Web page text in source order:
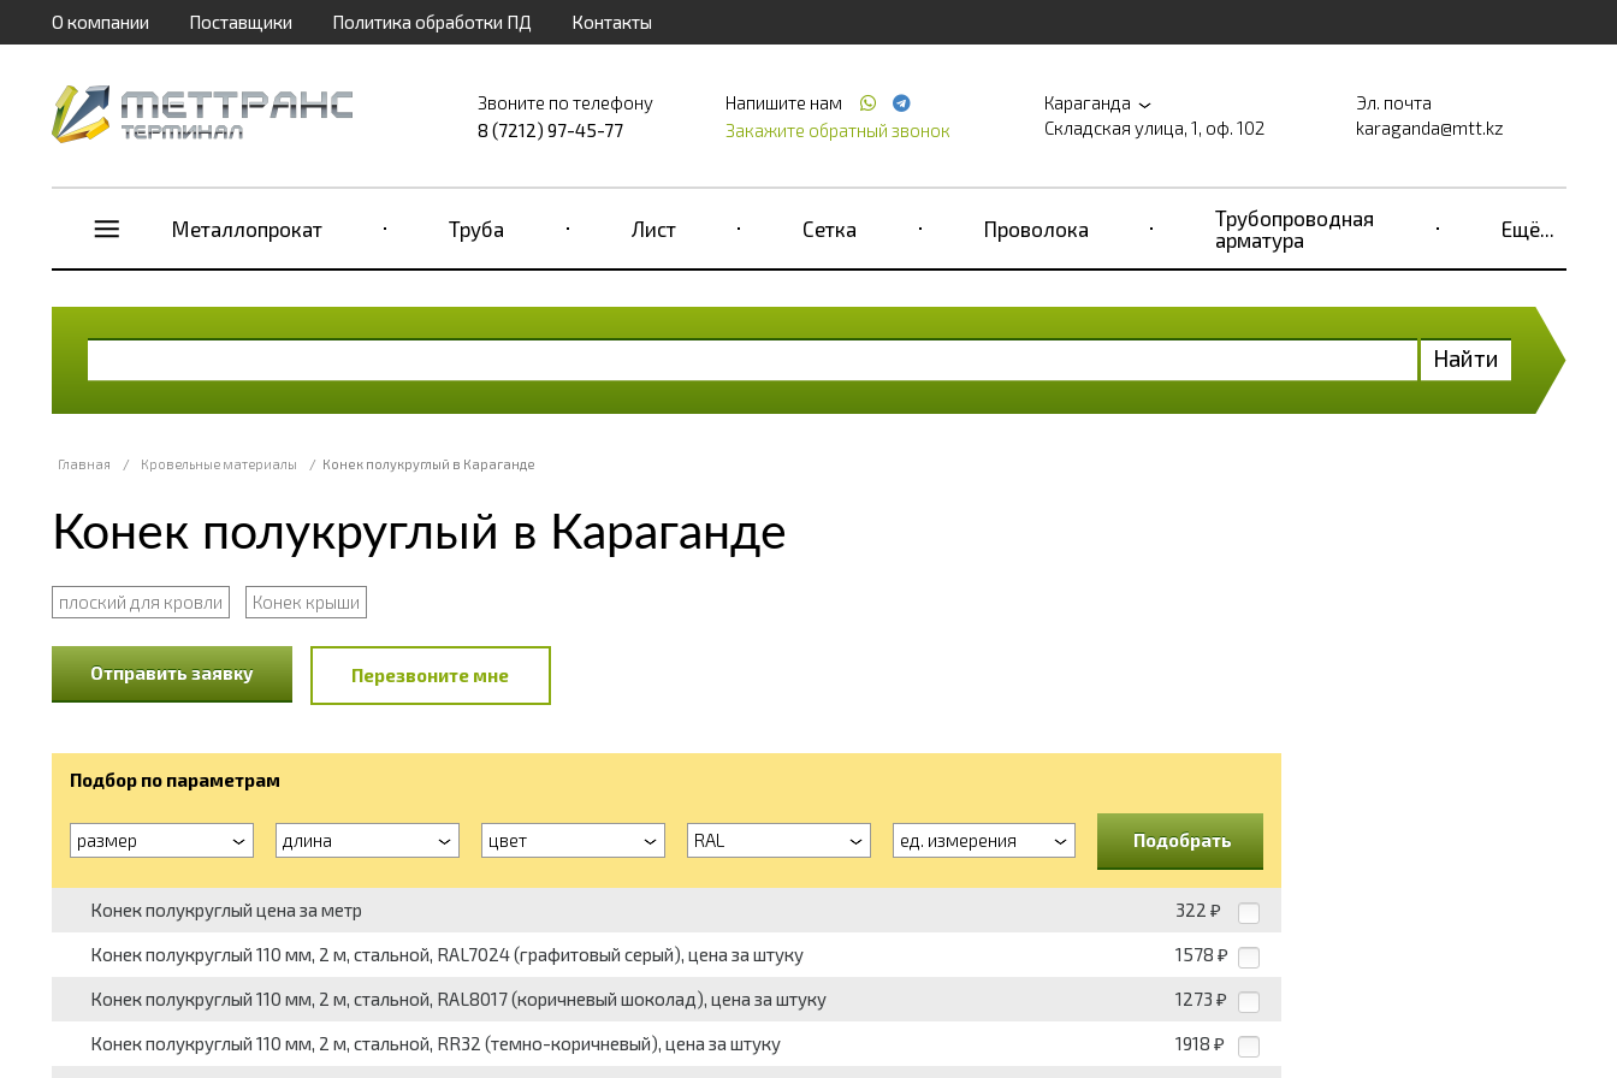
О компании Поставщики Политика обработки ПД Контакты
Звоните по телефону
8 (7212) 97-45-77
Напишите нам
Закажите обратный звонок
Караганда
Складская улица, 1, оф. 102
Эл. почта
karaganda@mtt.kz
Металлопрокат Труба Лист Сетка Проволока
Трубопроводная
арматура
Ещё...
Найти
Главная / Кровельные материалы / Конек полукруглый в Караганде
Конек полукруглый в Караганде
плоский для кровли Конек крыши
Отправить заявку Перезвоните мне
Подбор по параметрам
размер длина цвет RAL ед. измерения Подобрать
Конек полукруглый цена за метр 322 ₽
Конек полукруглый 110 мм, 2 м, стальной, RAL7024 (графитовый серый), цена за штуку 1578 ₽
Конек полукруглый 110 мм, 2 м, стальной, RAL8017 (коричневый шоколад), цена за штуку 1273 ₽
Конек полукруглый 110 мм, 2 м, стальной, RR32 (темно-коричневый), цена за штуку 1918 ₽